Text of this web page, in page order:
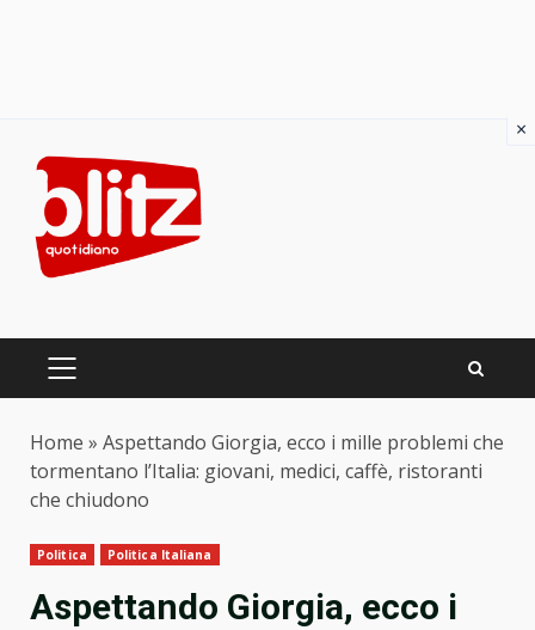
content
PRIMARY
Home » Aspettando Giorgia, ecco i mille problemi che
tormentano l’Italia: giovani, medici, caffè, ristoranti
che chiudono
Politica Politica Italiana
Aspettando Giorgia, ecco i
×